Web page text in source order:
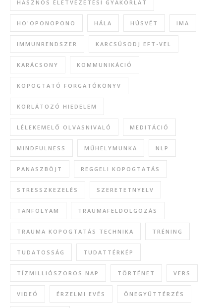
HASZNOS ÉLETVEZETÉSI GYAKORLAT
HO'OPONOPONO HÁLA HÚSVÉT IMA
IMMUNRENDSZER KARCSÚSODJ EFT-VEL
KARÁCSONY KOMMUNIKÁCIÓ
KOPOGTATÓ FORGATÓKÖNYV
KORLÁTOZÓ HIEDELEM
LÉLEKEMELŐ OLVASNIVALÓ MEDITÁCIÓ
MINDFULNESS MŰHELYMUNKA NLP
PANASZBÖJT REGGELI KOPOGTATÁS
STRESSZKEZELÉS SZERETETNYELV
TANFOLYAM TRAUMAFELDOLGOZÁS
TRAUMA KOPOGTATÁS TECHNIKA TRÉNING
TUDATOSSÁG TUDATTÉRKÉP
TÍZMILLIÓSZOROS NAP TÖRTÉNET VERS
VIDEÓ ÉRZELMI EVÉS ÖNEGYÜTTÉRZÉS